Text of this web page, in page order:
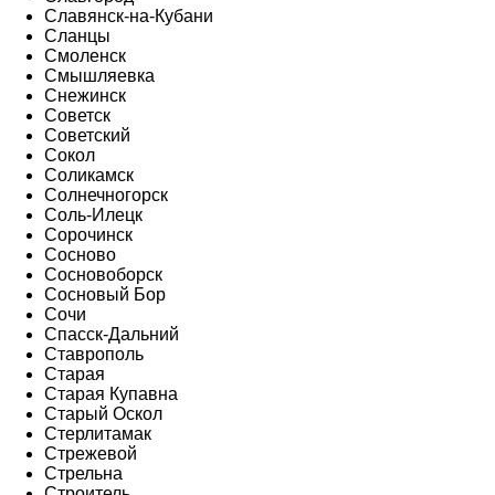
Славянск-на-Кубани
Сланцы
Смоленск
Смышляевка
Снежинск
Советск
Советский
Сокол
Соликамск
Солнечногорск
Соль-Илецк
Сорочинск
Сосново
Сосновоборск
Сосновый Бор
Сочи
Спасск-Дальний
Ставрополь
Старая
Старая Купавна
Старый Оскол
Стерлитамак
Стрежевой
Стрельна